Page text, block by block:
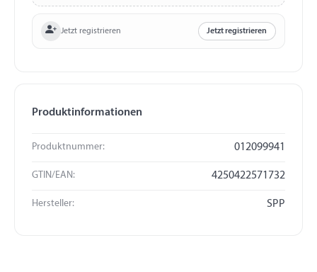
Jetzt registrieren Jetzt registrieren
Produktinformationen
Produktnummer: 012099941
GTIN/EAN: 4250422571732
Hersteller: SPP